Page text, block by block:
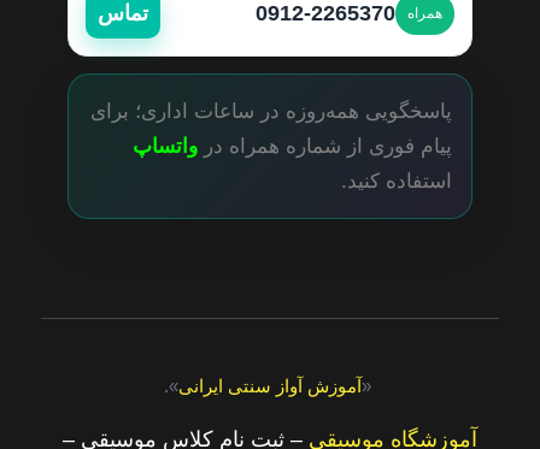
همراه 0912-2265370 تماس
پاسخگویی همه‌روزه در ساعات اداری؛ برای
پیام فوری از شماره همراه در واتساپ
استفاده کنید.
« آموزش آواز سنتی ایرانی».
آموزشگاه موسیقی – ثبت نام کلاس موسیقی –